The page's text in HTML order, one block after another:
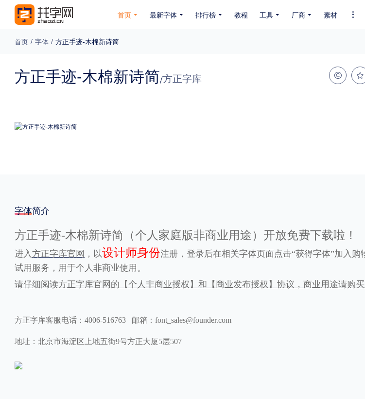
首页 最新字体
免费下载 收费下载 免费商用 无下载 GB18030 BIG5
格式
.TTF .OTF .TTC
平台
适用电脑 适用手机
重要提示：本站提供的字体除标注“免费商用 ”的字体外，即使显示“免费下载”，商业用途也需购买商用授权！不能在线购买的请联系版权
排行榜 教程 工具 厂商 素材
首页 / 字体 / 方正手迹-木棉新诗简
方正手迹-木棉新诗简/方正字库
字体简介
方正手迹-木棉新诗简（个人家庭版非商业用途）开放免费下载啦！
进入 方正字库官网 ，以设计师身份注册，登录后在相关字体页面点击“获得字体”加入购
试用服务，用于个人非商业使用。
请仔细阅读方正字库官网的【个人非商业授权】和【商业发布授权】协议，商业用途请购买
方正字库客服电话：4006-516763 邮箱：font_sales@founder.com
地址：北京市海淀区上地五街9号方正大厦5层507